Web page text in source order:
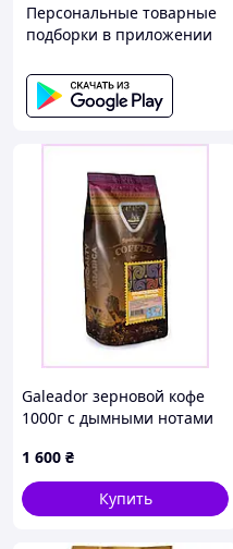
Персональные товарные
подборки в приложении
Galeador зерновой кофе
1000г с дымными нотами
1 600 ₴
Купить